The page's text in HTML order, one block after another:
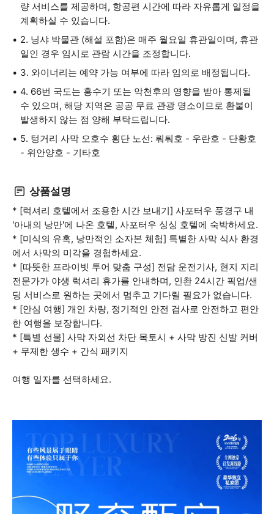
량 서비스를 제공하며, 항공편 시간에 따라 자유롭게 일정을
계획하실 수 있습니다.
2. 닝샤 박물관 (해설 포함)은 매주 월요일 휴관일이며, 휴관
일인 경우 임시로 관람 시간을 조정합니다.
3. 와이너리는 예약 가능 여부에 따라 임의로 배정됩니다.
4. 66번 국도는 홍수기 또는 악천후의 영향을 받아 통제될
수 있으며, 해당 지역은 공공 무료 관광 명소이므로 환불이
발생하지 않는 점 양해 부탁드립니다.
5. 텅거리 사막 오호수 횡단 노선: 뤄퉈호 - 우란호 - 단황호
- 위안양호 - 기타호
상품설명
* [럭셔리 호텔에서 조용한 시간 보내기] 사포터우 풍경구 내
'아내의 낭만'에 나온 호텔, 사포터우 싱싱 호텔에 숙박하세요.
* [미식의 유혹, 낭만적인 소자본 체험] 특별한 사막 식사 환경
에서 사막의 미각을 경험하세요.
* [따뜻한 프라이빗 투어 맞춤 구성] 전담 운전기사, 현지 지리
전문가가 야생 럭셔리 휴가를 안내하며, 인촨 24시간 픽업/샌
딩 서비스로 원하는 곳에서 멈추고 기다릴 필요가 없습니다.
* [안심 여행] 개인 차량, 정기적인 안전 검사로 안전하고 편안
한 여행을 보장합니다.
* [특별 선물] 사막 자외선 차단 목토시 + 사막 방진 신발 커버
+ 무제한 생수 + 간식 패키지
여행 일자를 선택하세요.